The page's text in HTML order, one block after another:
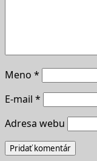
Meno *
E-mail *
Adresa webu